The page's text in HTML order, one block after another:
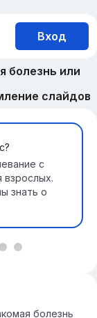
Вход
болезнь или
слайдов
с
знать о
болезнь